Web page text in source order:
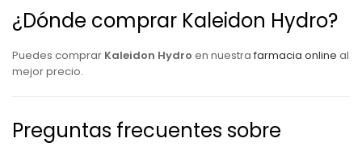
¿Dónde comprar Kaleidon Hydro?
Puedes comprar Kaleidon Hydro en nuestra farmacia online al
mejor precio.
Preguntas frecuentes sobre